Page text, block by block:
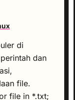
di
dan
file.
file in *.txt;